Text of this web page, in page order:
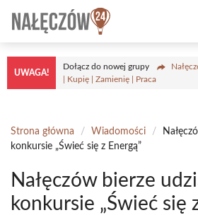
treści
UWAGA!
Dołącz do nowej grupy
| Kupię | Zamienię | Praca
Strona główna / Wiadomości /
konkursie „Świeć się z Energą”
Nałęczów bierze
konkursie „Świeć się